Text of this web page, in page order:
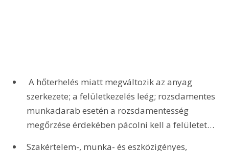
A hőterhelés miatt megváltozik az anyag
szerkezete; a felületkezelés leég; rozsdamentes
munkadarab esetén a rozsdamentesség
megőrzése érdekében pácolni kell a felületet…
Szakértelem-, munka- és eszközigényes,